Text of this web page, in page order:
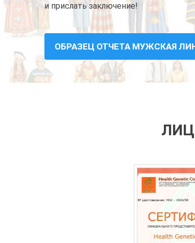
и прислать заключение!
ОБРАЗЕЦ ОТЧЕТА МУЖСКАЯ